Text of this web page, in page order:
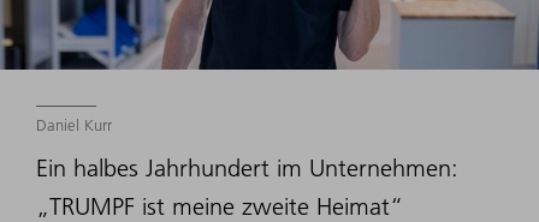
Daniel Kurr
Ein halbes Jahrhundert im Unternehmen:
„TRUMPF ist meine zweite Heimat“